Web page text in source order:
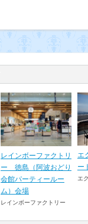
レインボーファクトリ
ー 徳島（阿波おどり
会館パーティールー
ム）会場
レインボーファクトリー
エ
ー
エ